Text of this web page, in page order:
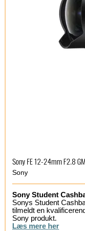
Sony FE 12-24mm F2.8
Sony
Sony Student
Sonys Student
tilmeldt en
Sony produkt.
Læs mere her